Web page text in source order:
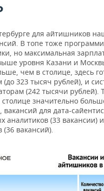
для айтишников
В топе тоже
но максимальная
уровня Казани и
чем в столице, здесь
(до 323 тысяч рублей), и
(242 тысячи рублей).
столице значительно
вакансий для дата-
аналитиков (33 вакансии)
(36 вакансий).